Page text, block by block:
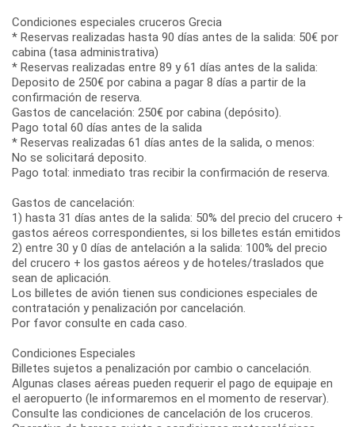
Condiciones especiales cruceros Grecia
* Reservas realizadas hasta 90 días antes de la salida: 50€ por
cabina (tasa administrativa)
* Reservas realizadas entre 89 y 61 días antes de la salida:
Deposito de 250€ por cabina a pagar 8 días a partir de la
confirmación de reserva.
Gastos de cancelación: 250€ por cabina (depósito).
Pago total 60 días antes de la salida
* Reservas realizadas 61 días antes de la salida, o menos:
No se solicitará deposito.
Pago total: inmediato tras recibir la confirmación de reserva.
Gastos de cancelación:
1) hasta 31 días antes de la salida: 50% del precio del crucero +
gastos aéreos correspondientes, si los billetes están emitidos
2) entre 30 y 0 días de antelación a la salida: 100% del precio
del crucero + los gastos aéreos y de hoteles/traslados que
sean de aplicación.
Los billetes de avión tienen sus condiciones especiales de
contratación y penalización por cancelación.
Por favor consulte en cada caso.
Condiciones Especiales
Billetes sujetos a penalización por cambio o cancelación.
Algunas clases aéreas pueden requerir el pago de equipaje en
el aeropuerto (le informaremos en el momento de reservar).
Consulte las condiciones de cancelación de los cruceros.